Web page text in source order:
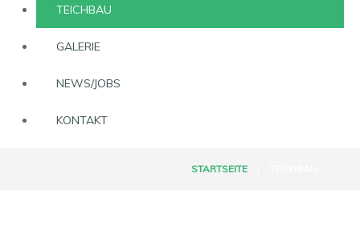
TEICHBAU
GALERIE
NEWS/JOBS
KONTAKT
STARTSEITE